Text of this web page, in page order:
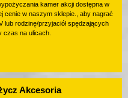
kamer akcji dostępna w
cenie w naszym sklepie., aby nagrać
lub rodzinę/przyjaciół spędzających
czas na ulicach.
Akcesoria